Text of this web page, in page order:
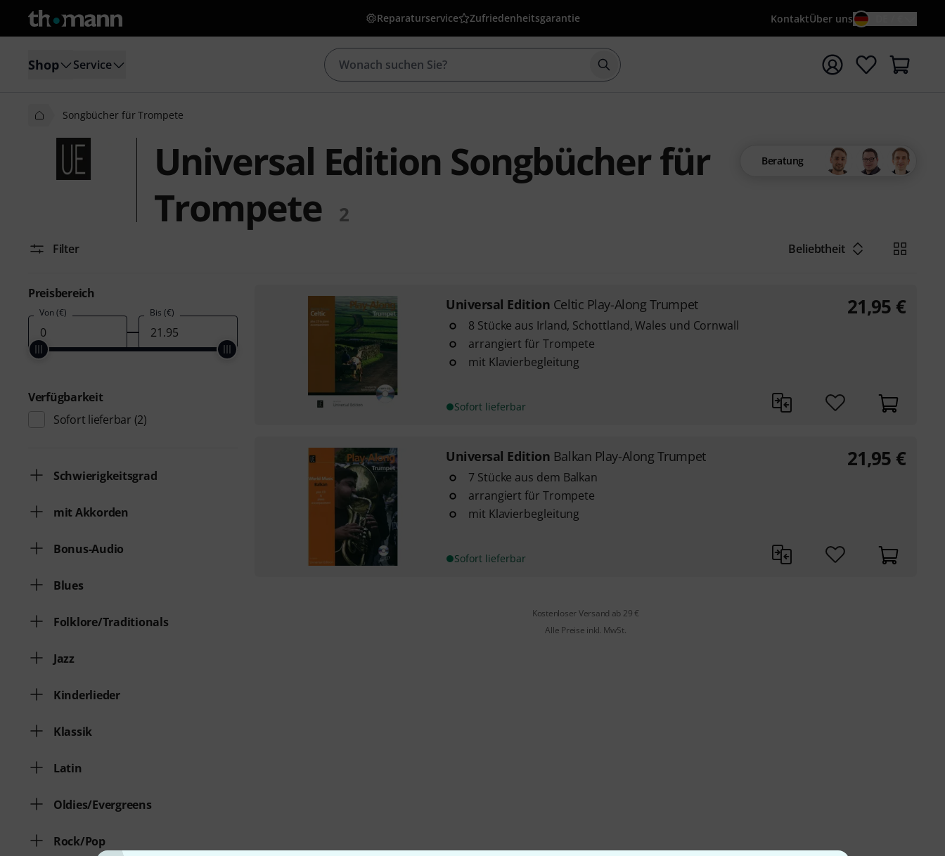
Reparaturservice Zufriedenheitsgarantie KontaktÜber uns
Shop Service Suche mit Suchwort {searchTerm} starten
Songbücher für Trompete
Universal Edition Songbücher für
Trompete
2
Beratung
Filter Beliebtheit
Preisbereich
Von (€) Bis (€)
Verfügbarkeit
Sofort lieferbar (2)
Schwierigkeitsgrad
mit Akkorden
Bonus-Audio
Blues
Folklore/Traditionals
Jazz
Kinderlieder
Klassik
Latin
Oldies/Evergreens
Rock/Pop
Universal Edition Celtic Play-Along Trumpet
8 Stücke aus Irland, Schottland, Wales und Cornwall
arrangiert für Trompete
mit Klavierbegleitung
Sofort lieferbar
21,95 €
Universal Edition Balkan Play-Along Trumpet
7 Stücke aus dem Balkan
arrangiert für Trompete
mit Klavierbegleitung
Sofort lieferbar
21,95 €
Kostenloser Versand ab 29 €
Alle Preise inkl. MwSt.